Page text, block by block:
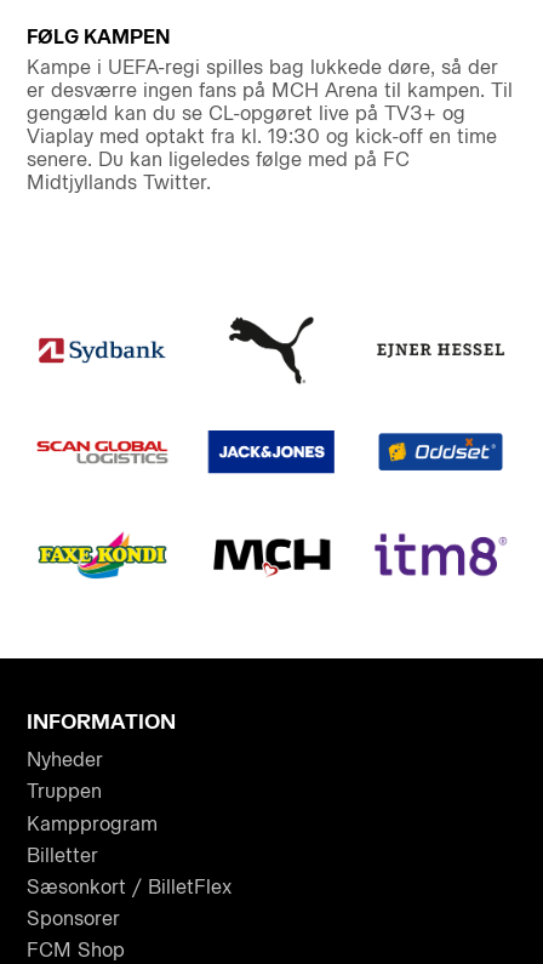
FØLG KAMPEN
Kampe i UEFA-regi spilles bag lukkede døre, så der
er desværre ingen fans på MCH Arena til kampen. Til
gengæld kan du se CL-opgøret live på TV3+ og
Viaplay med optakt fra kl. 19:30 og kick-off en time
senere. Du kan ligeledes følge med på FC
Midtjyllands Twitter.
INFORMATION
Nyheder
Truppen
Kampprogram
Billetter
Sæsonkort / BilletFlex
Sponsorer
FCM Shop